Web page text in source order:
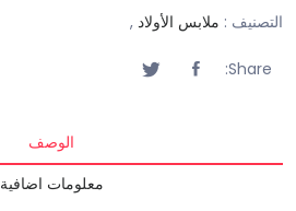
التصنيف : ملابس الأولاد ,
Share:
الوصف
معلومات اضافية